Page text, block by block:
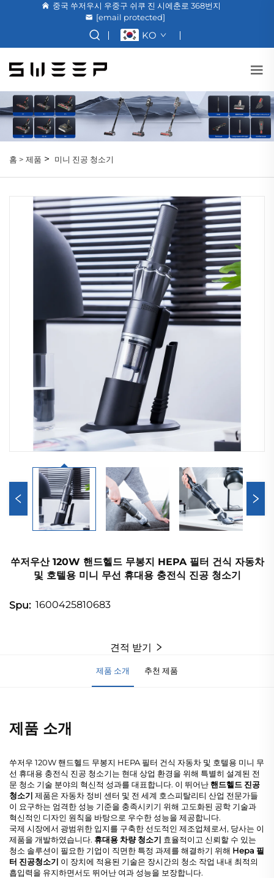
중국 쑤저우시 우중구 쉬쿠 진 시에춘로 368번지
[email protected]
KO
홈 > 제품 > 미니 진공 청소기
쑤저우산 120W 핸드헬드 무봉지 HEPA 필터 건식 자동차
및 호텔용 미니 무선 휴대용 충전식 진공 청소기
Spu: 1600425810683
견적 받기
제품 소개 추천 제품
제품 소개
쑤저우 120W 핸드헬드 무봉지 HEPA 필터 건식 자동차 및 호텔용 미니 무
선 휴대용 충전식 진공 청소기는 현대 상업 환경을 위해 특별히 설계된 전
문 청소 기술 분야의 혁신적 성과를 대표합니다. 이 뛰어난핸드헬드 진공
청소기 제품은 자동차 정비 센터 및 전 세계 호스피탈리티 산업 전문가들
이 요구하는 엄격한 성능 기준을 충족시키기 위해 고도화된 공학 기술과
혁신적인 디자인 원칙을 바탕으로 우수한 성능을 제공합니다.
국제 시장에서 광범위한 입지를 구축한 선도적인 제조업체로서, 당사는 이
제품을 개발하였습니다. 휴대용 차량 청소기 효율적이고 신뢰할 수 있는
청소 솔루션이 필요한 기업이 직면한 특정 과제를 해결하기 위해 Hepa 필
터 진공청소기 이 장치에 적용된 기술은 장시간의 청소 작업 내내 최적의
흡입력을 유지하면서도 뛰어난 여과 성능을 보장합니다.